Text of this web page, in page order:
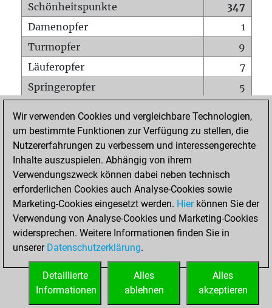
Schönheitspunkte
347
Damenopfer
1
Turmopfer
9
Läuferopfer
7
Springeropfer
5
Matt auf vollem Brett
0
Bauer setzt Matt
2
Erstickte Matts
Unterverwandlungen
Türme auf der siebten
1
STARTSEITE
Wir verwenden Cookies und vergleichbare Technologien,
um bestimmte Funktionen zur Verfügung zu stellen, die
Nutzererfahrungen zu verbessern und interessengerechte
Inhalte auszuspielen. Abhängig von ihrem
Verwendungszweck können dabei neben technisch
erforderlichen Cookies auch Analyse-Cookies sowie
Marketing-Cookies eingesetzt werden. Hierkönnen Sie der
Verwendung von Analyse-Cookies und Marketing-Cookies
widersprechen. Weitere Informationen finden Sie in
unserer Datenschutzerklärung.
Alles
akzeptieren
Alles
ablehnen
Detaillierte
Informationen